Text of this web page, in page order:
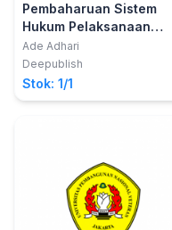
Pembaharuan Sistem
Hukum Pelaksanaan
Pidana
Ade Adhari
Deepublish
Stok: 1/1